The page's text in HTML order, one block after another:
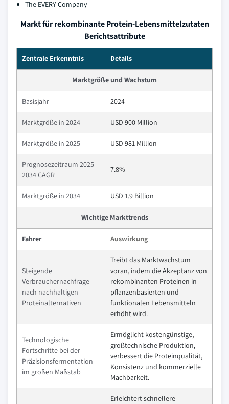
The EVERY Company
Markt für rekombinante Protein-Lebensmittelzutaten
Berichtsattribute
Zentrale Erkenntnis Details
Marktgröße und Wachstum
Basisjahr 2024
Marktgröße in 2024 USD 900 Million
Marktgröße in 2025 USD 981 Million
Prognosezeitraum 2025 -
2034 CAGR
7.8%
Marktgröße in 2034 USD 1.9 Billion
Wichtige Markttrends
Fahrer Auswirkung
Steigende
Verbrauchernachfrage
nach nachhaltigen
Proteinalternativen
Treibt das Marktwachstum
voran, indem die Akzeptanz von
rekombinanten Proteinen in
pflanzenbasierten und
funktionalen Lebensmitteln
erhöht wird.
Technologische
Fortschritte bei der
Präzisionsfermentation
im großen Maßstab
Ermöglicht kostengünstige,
großtechnische Produktion,
verbessert die Proteinqualität,
Konsistenz und kommerzielle
Machbarkeit.
Erleichtert schnellere